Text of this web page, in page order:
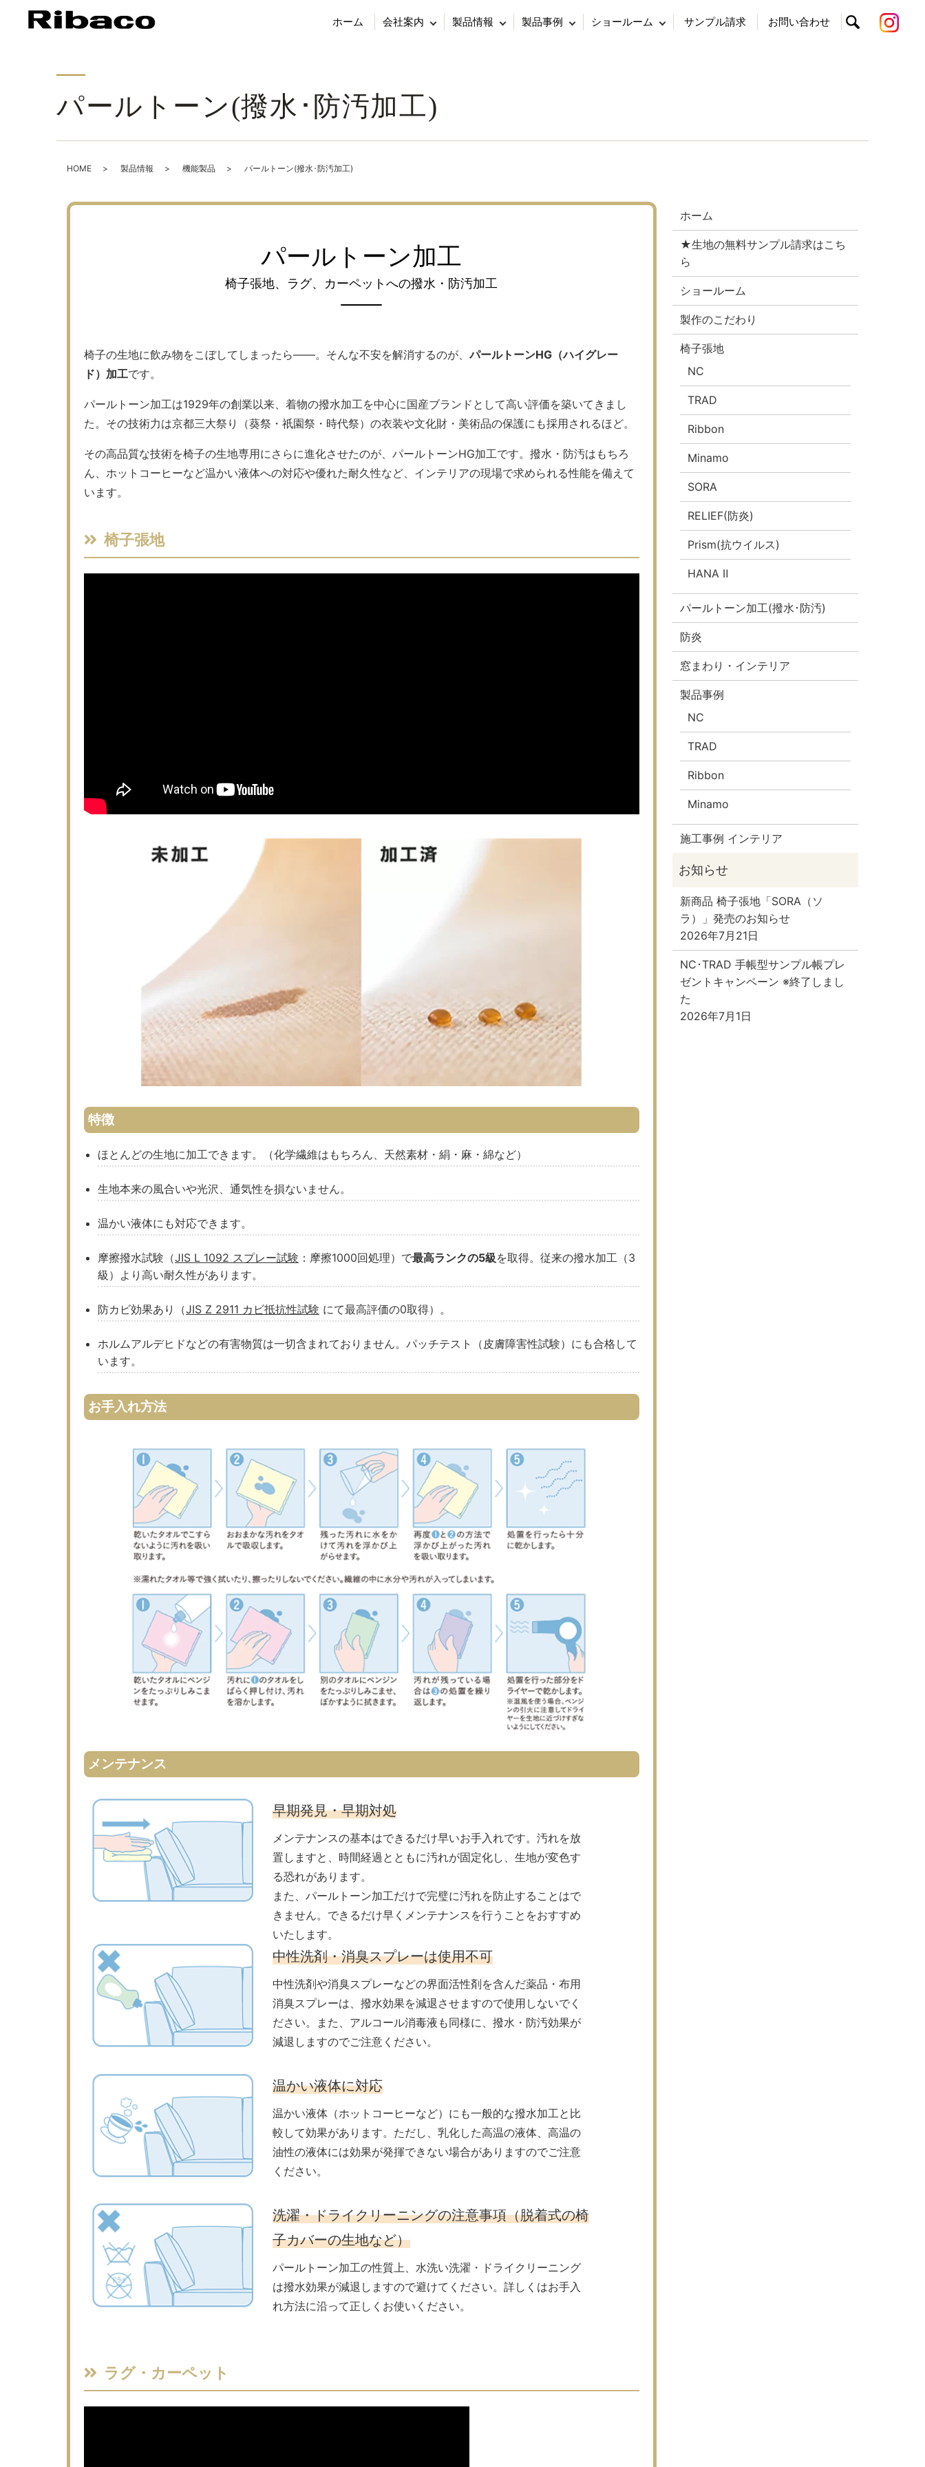
ホーム 会社案内 製品情報 製品事例 ショールーム サンプル請求 お問い合わせ search
パールトーン(撥水･防汚加工)
HOME 製品情報 機能製品 パールトーン(撥水･防汚加工)
パールトーン加工
椅子張地、ラグ、カーペットへの撥水・防汚加工
椅子の生地に飲み物をこぼしてしまったら——。そんな不安を解消するのが、パールトーンHG（ハイグレー
ド）加工です。
パールトーン加工は1929年の創業以来、着物の撥水加工を中心に国産ブランドとして高い評価を築いてきまし
た。その技術力は京都三大祭り（葵祭・祇園祭・時代祭）の衣装や文化財・美術品の保護にも採用されるほど。
その高品質な技術を椅子の生地専用にさらに進化させたのが、パールトーンHG加工です。撥水・防汚はもちろ
ん、ホットコーヒーなど温かい液体への対応や優れた耐久性など、インテリアの現場で求められる性能を備えて
います。
椅子張地
特徴
ほとんどの生地に加工できます。（化学繊維はもちろん、天然素材・絹・麻・綿など）
生地本来の風合いや光沢、通気性を損ないません。
温かい液体にも対応できます。
摩擦撥水試験（JIS L 1092 スプレー試験 ：摩擦1000回処理）で最高ランクの5級を取得。従来の撥水加工（3
級）より高い耐久性があります。
防カビ効果あり（JIS Z 2911 カビ抵抗性試験 にて最高評価の0取得）。
ホルムアルデヒドなどの有害物質は一切含まれておりません。パッチテスト（皮膚障害性試験）にも合格して
います。
お手入れ方法
メンテナンス
早期発見・早期対処
メンテナンスの基本はできるだけ早いお手入れです。汚れを放
置しますと、時間経過とともに汚れが固定化し、生地が変色す
る恐れがあります。
また、パールトーン加工だけで完璧に汚れを防止することはで
きません。できるだけ早くメンテナンスを行うことをおすすめ
いたします。
中性洗剤・消臭スプレーは使用不可
中性洗剤や消臭スプレーなどの界面活性剤を含んだ薬品・布用
消臭スプレーは、撥水効果を減退させますので使用しないでく
ださい。また、アルコール消毒液も同様に、撥水・防汚効果が
減退しますのでご注意ください。
温かい液体に対応
温かい液体（ホットコーヒーなど）にも一般的な撥水加工と比
較して効果があります。ただし、乳化した高温の液体、高温の
油性の液体には効果が発揮できない場合がありますのでご注意
ください。
洗濯・ドライクリーニングの注意事項（脱着式の椅
子カバーの生地など）
パールトーン加工の性質上、水洗い洗濯・ドライクリーニング
は撥水効果が減退しますので避けてください。詳しくはお手入
れ方法に沿って正しくお使いください。
ラグ・カーペット
ホーム
★生地の無料サンプル請求はこち
ら
ショールーム
製作のこだわり
椅子張地
NC
TRAD
Ribbon
Minamo
SORA
RELIEF(防炎)
Prism(抗ウイルス)
HANA Ⅱ
パールトーン加工(撥水･防汚)
防炎
窓まわり・インテリア
製品事例
NC
TRAD
Ribbon
Minamo
施工事例 インテリア
新商品 椅子張地「SORA（ソ
ラ）」発売のお知らせ
2026年7月21日
NC･TRAD 手帳型サンプル帳プレ
ゼントキャンペーン ※終了しまし
た
2026年7月1日